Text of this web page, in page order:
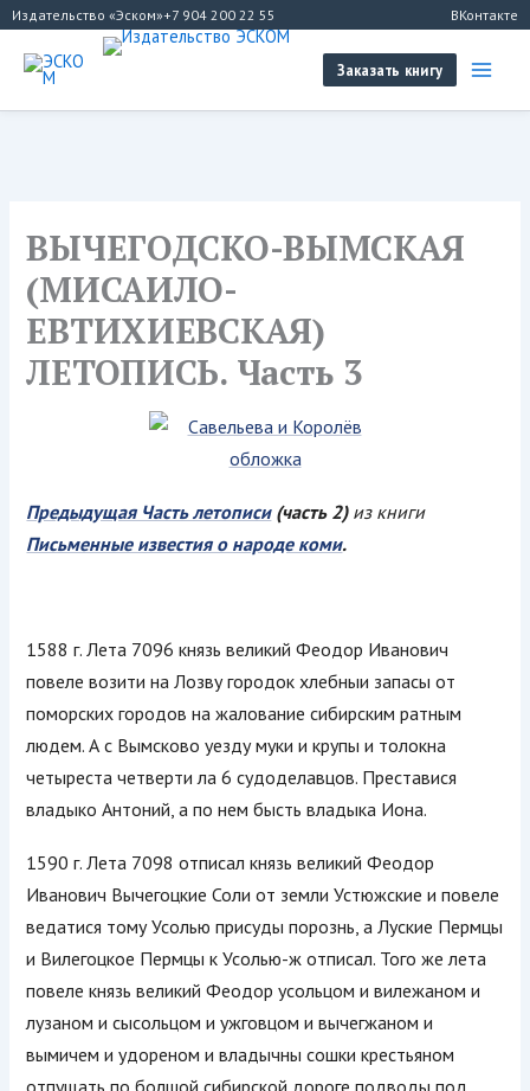
Перейти
содержимому
Издательство «Эском»+7 904 200 22 55 ВКонтакте
Заказать книгу
ВЫЧЕГОДСКО-ВЫМСКАЯ
(МИСАИЛО-
ЕВТИХИЕВСКАЯ)
ЛЕТОПИСЬ. Часть 3
Предыдущая Часть летописи(часть 2)из книги
Письменные известия о народе коми.
1588 г. Лета 7096 князь великий Феодор Иванович
повеле возити на Лозву городок хлебныи запасы от
поморских городов на жалование сибирским ратным
людем. А с Вымсково уезду муки и крупы и толокна
четыреста четверти ла 6 судоделавцов. Преставися
владыко Антоний, а по нем бысть владыка Иона.
1590 г. Лета 7098 отписал князь великий Феодор
Иванович Вычегоцкие Соли от земли Устюжские и повеле
ведатися тому Усолью присуды порознь, а Луские Пермцы
и Вилегоцкое Пермцы к Усолью-ж отписал. Того же лета
повеле князь великий Феодор усольцом и вилежаном и
лузаном и сысольцом и ужговцом и вычегжаном и
вымичем и удореном и владычны сошки крестьяном
отпущать по болшой сибирской дороге подводы под